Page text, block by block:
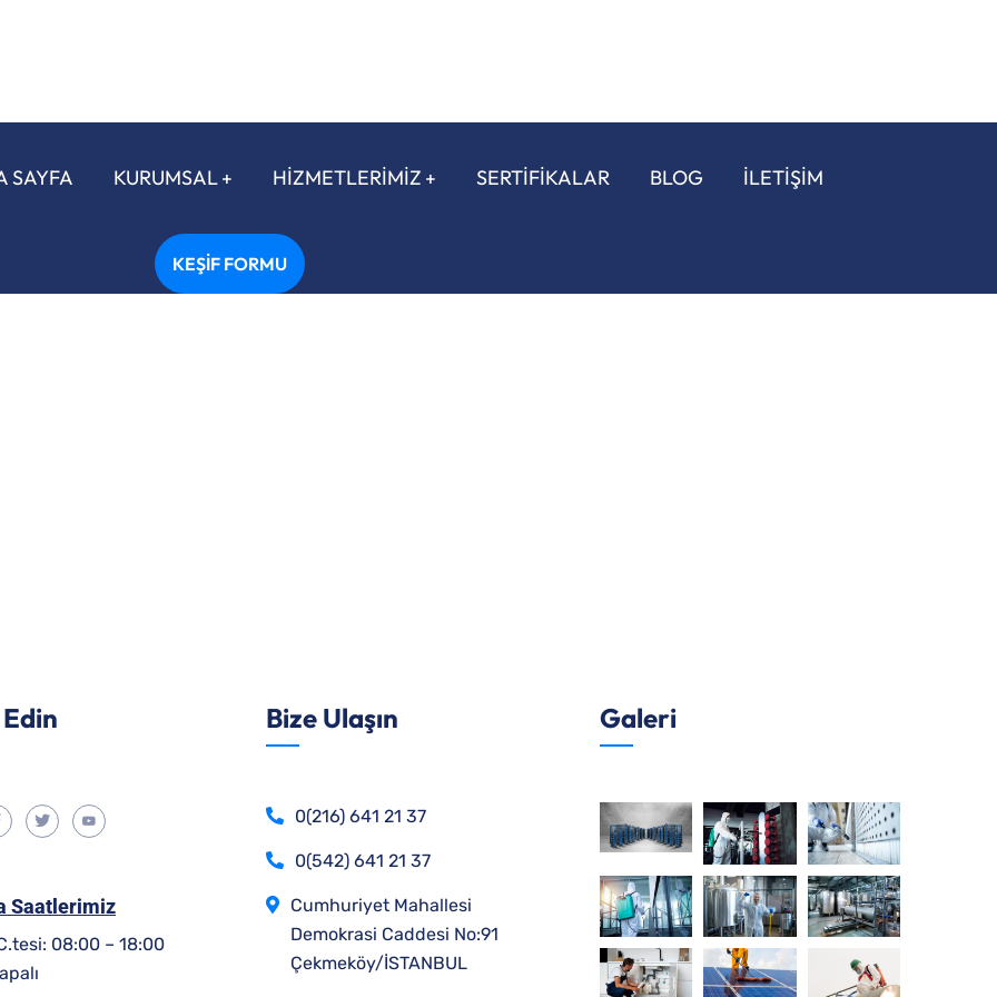
SAYFA KURUMSAL HİZMETLERİMİZ SERTİFİKALAR BLOG İLETİŞİM
KEŞİF FORMU
Saatlerimiz
08:00 – 18:00
Bize Ulaşın
0(216) 641 21 37
0(542) 641 21 37
Cumhuriyet Mahallesi
Demokrasi Caddesi No:91
Çekmeköy/İSTANBUL
Galeri